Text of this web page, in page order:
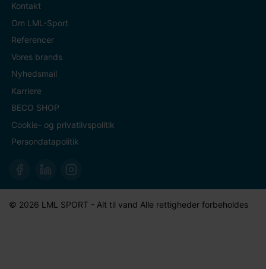
Kontakt
Om LML-Sport
Referencer
Vores brands
Nyhedsmail
Karriere
BECO SHOP
Cookie- og privatlivspolitik
Persondatapolitik
© 2026 LML SPORT - Alt til vand Alle rettigheder forbeholdes